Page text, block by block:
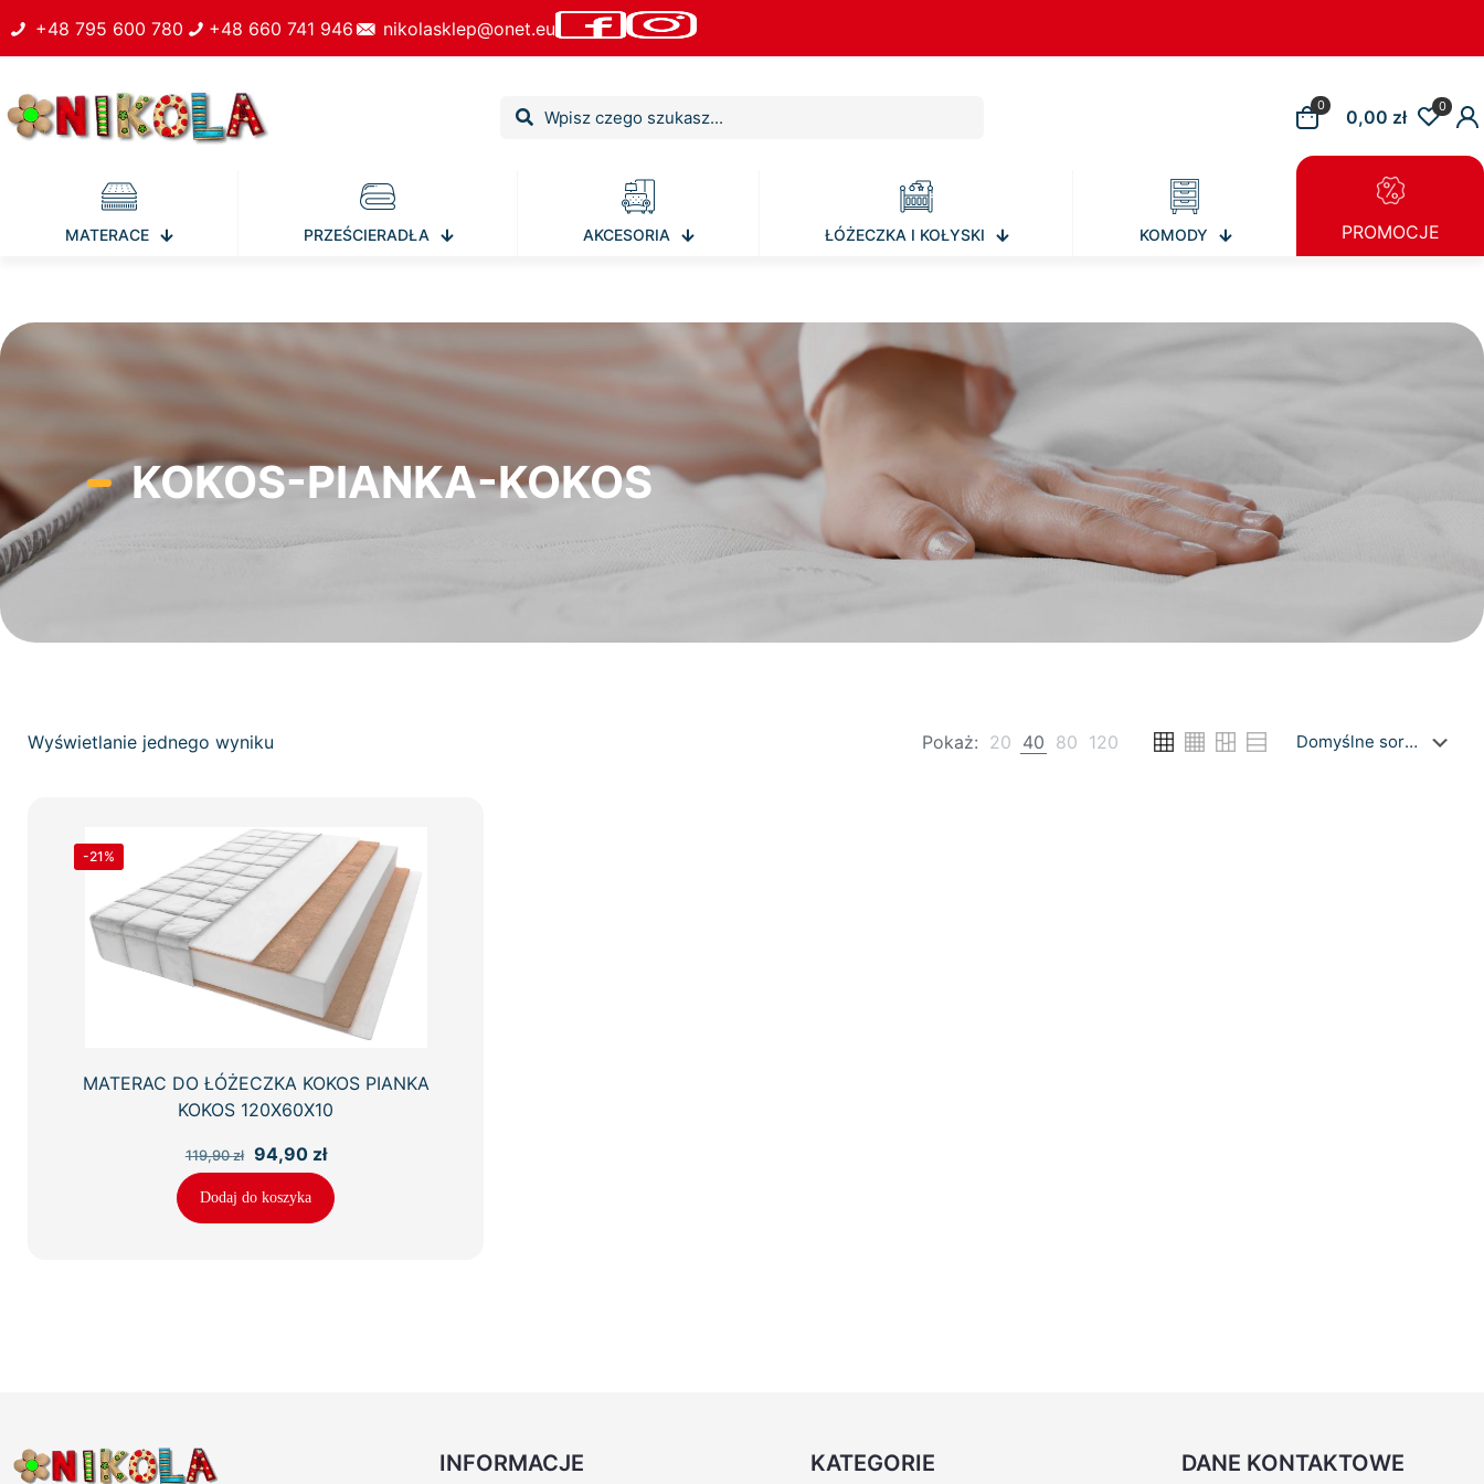
+48 795 600 780 +48 660 741 946 nikolasklep@onet.eu
0
0,00 zł
0
MATERACE PRZEŚCIERADŁA AKCESORIA ŁÓŻECZKA I KOŁYSKI KOMODY PROMOCJE
KOKOS-PIANKA-KOKOS
Wyświetlanie jednego wyniku Pokaż: 20 40 80 120
-21%
MATERAC DO ŁÓŻECZKA KOKOS PIANKA
KOKOS 120X60X10
119,90zł
Pierwotna
cena
wynosiła:
119,90 zł.
94,90 złAktualna
wynosi:
94,90 zł.
Dodaj do koszyka
INFORMACJE KATEGORIE DANE KONTAKTOWE